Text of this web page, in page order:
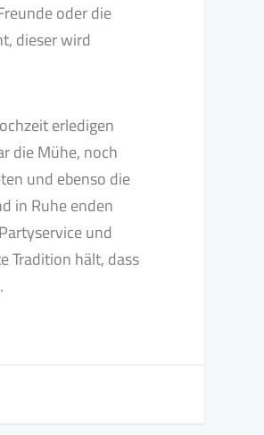
oder die
dieser wird
erledigen
die Mühe, noch
und ebenso die
in Ruhe enden
und
Tradition hält, dass